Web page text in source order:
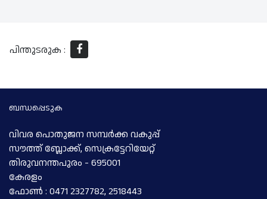
പിന്തുടരുക :
ബന്ധപ്പെടുക
വിവര പൊതുജന സമ്പര്‍ക്ക വകുപ്പ്
സൗത്ത് ബ്ലോക്ക്, സെക്രട്ടേറിയേറ്റ്
തിരുവനന്തപുരം - 695001
കേരളം
ഫോണ്‍ : 0471 2327782, 2518443